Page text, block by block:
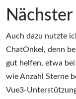
Auch dazu nutzte
ChatOnkel, denn
gut helfen, etwa
wie Anzahl Sterne
Vue3-